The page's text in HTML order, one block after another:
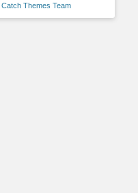
Catch Themes Team